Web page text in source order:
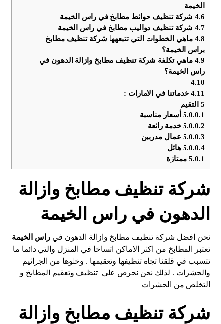
الخيمة
4.6 شركة تنظيف حوائط مطابخ في راس الخيمة
4.7 شركة تنظيف دواليب مطابخ في راس الخيمة
4.8 ماهي الخطوات التي تتبعهها شركة تنظيف مطابخ
براس الخيمة؟
4.9 ماهي تكلفة شركة تنظيف مطابخ وازالة الدهون في
راس الخيمة؟
4.10
4.11 خدماتنا في الامارات :
5 التقيم
5.0.0.1 أسعار مناسبة
5.0.0.2 خدمة رائعة
5.0.0.3 عمال مدربين
5.0.0.4 هائل
5.0.1 ممتازة
شركة تنظيف مطابخ وازالة
الدهون في راس الخيمة
نحن افضل شركة تنظيف مطابخ وازالة الدهون فيراس الخيمة
تعتبر المطابخ من اكثر الاماكن اتساخا في المنزل والتي دائما ما
تتسبب في قلقنا تجاه تنظيفها وتعقيمها . وخلوها من الجراثيم
والحشرات . لذلك نحن نحرص على تنظيف وتعقيم المطابخ و
التخلص من الحشرات
شركة تنظيف مطابخ وازالة